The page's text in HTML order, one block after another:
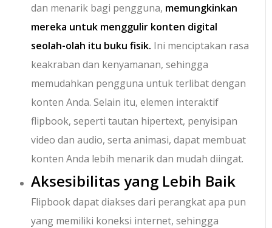
dan menarik bagi pengguna, memungkinkan
mereka untuk menggulir konten digital
seolah-olah itu buku fisik. Ini menciptakan rasa
keakraban dan kenyamanan, sehingga
memudahkan pengguna untuk terlibat dengan
konten Anda. Selain itu, elemen interaktif
flipbook, seperti tautan hipertext, penyisipan
video dan audio, serta animasi, dapat membuat
konten Anda lebih menarik dan mudah diingat.
Aksesibilitas yang Lebih Baik
Flipbook dapat diakses dari perangkat apa pun
yang memiliki koneksi internet, sehingga